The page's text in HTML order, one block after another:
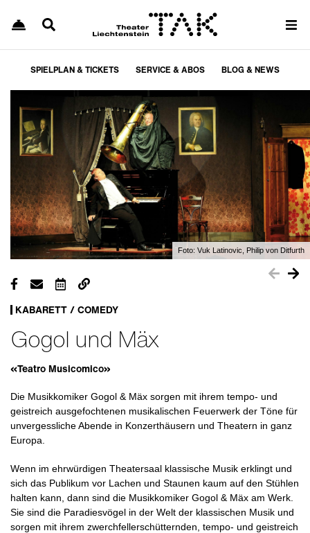
SPIELPLAN & TICKETS SERVICE & ABOS BLOG & NEWS
Foto: Vuk Latinovic, Philip von Ditfurth
KABARETT / COMEDY
Gogol und Mäx
«Teatro Musicomico»
Die Musikkomiker Gogol & Mäx sorgen mit ihrem tempo- und
geistreich ausgefochtenen musikalischen Feuerwerk der Töne für
unvergessliche Abende in Konzerthäusern und Theatern in ganz
Europa.
Wenn im ehrwürdigen Theatersaal klassische Musik erklingt und
sich das Publikum vor Lachen und Staunen kaum auf den Stühlen
halten kann, dann sind die Musikkomiker Gogol & Mäx am Werk.
Sie sind die Paradiesvögel in der Welt der klassischen Musik und
sorgen mit ihrem zwerchfellerschütternden, tempo- und geistreich